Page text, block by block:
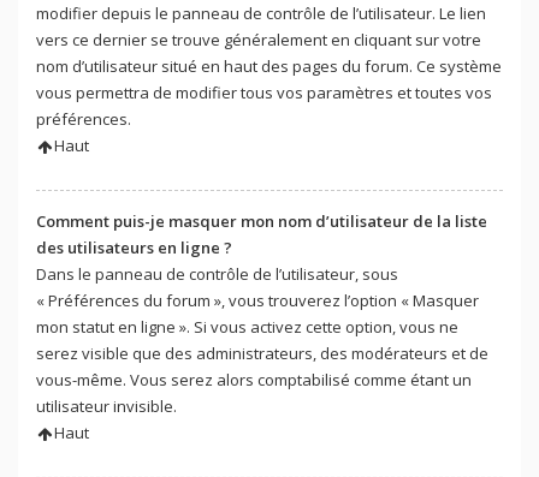
modifier depuis le panneau de contrôle de l’utilisateur. Le lien
vers ce dernier se trouve généralement en cliquant sur votre
nom d’utilisateur situé en haut des pages du forum. Ce système
vous permettra de modifier tous vos paramètres et toutes vos
préférences.
Haut
Comment puis-je masquer mon nom d’utilisateur de la liste
des utilisateurs en ligne ?
Dans le panneau de contrôle de l’utilisateur, sous
« Préférences du forum », vous trouverez l’option « Masquer
mon statut en ligne ». Si vous activez cette option, vous ne
serez visible que des administrateurs, des modérateurs et de
vous-même. Vous serez alors comptabilisé comme étant un
utilisateur invisible.
Haut